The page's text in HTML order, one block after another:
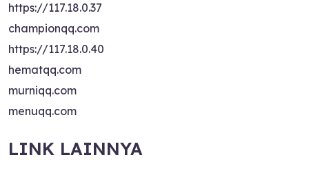
https://117.18.0.37
championqq.com
https://117.18.0.40
hematqq.com
murniqq.com
menuqq.com
LINK LAINNYA